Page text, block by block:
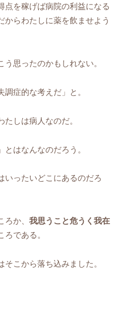
点を稼げば病院の利益になる
からわたしに薬を飲ませよう
思ったのかもしれない。
調症的な考えだ」と。
しは病人なのだ。
はなんなのだろう。
ったいどこにあるのだろ
か、 我思うこと危うく我在
ろである。
こから落ち込みました。